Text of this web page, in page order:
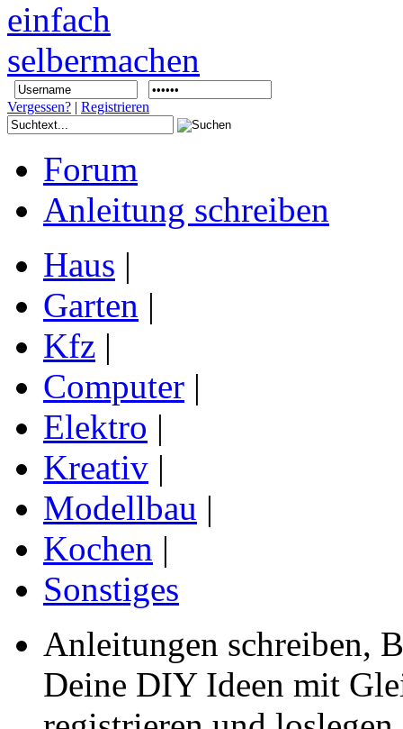
Vergessen? | Registrieren
Forum
Anleitung schreiben
Haus |
Garten |
Kfz |
Computer |
Elektro |
Kreativ |
Modellbau |
Kochen |
Sonstiges
Anleitungen schreiben,
Deine DIY Ideen mit